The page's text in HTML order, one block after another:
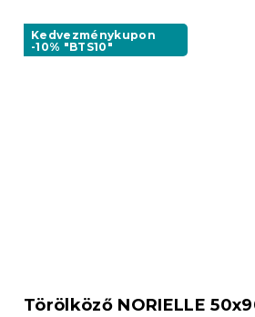
Kedvezménykupon
-10% "BTS10"
Törölköző NORIELLE